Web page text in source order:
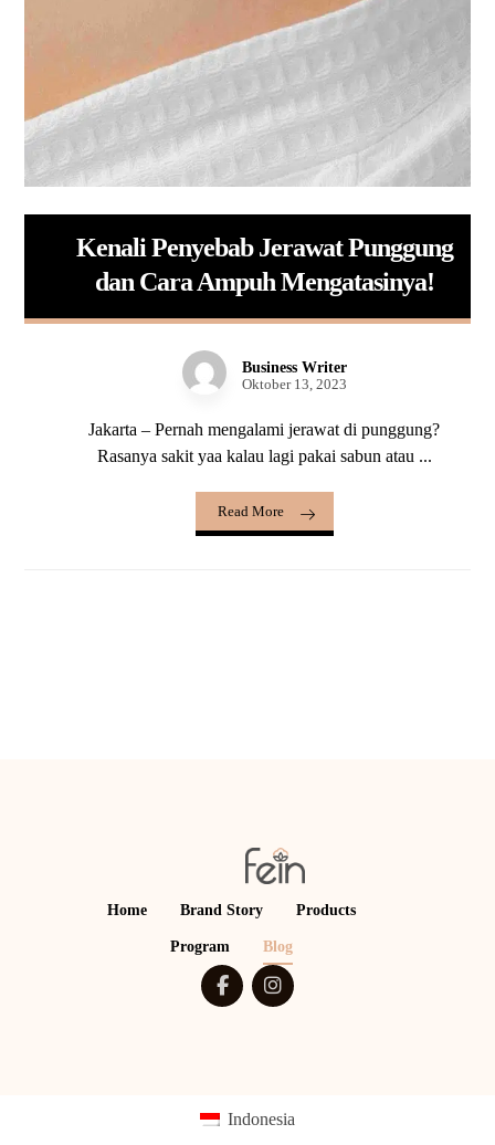
Kenali Penyebab Jerawat Punggung
dan Cara Ampuh Mengatasinya!
Business Writer
Oktober 13, 2023
Jakarta – Pernah mengalami jerawat di punggung?
Rasanya sakit yaa kalau lagi pakai sabun atau ...
Read More
Home Brand Story Products
Program Blog
Indonesia